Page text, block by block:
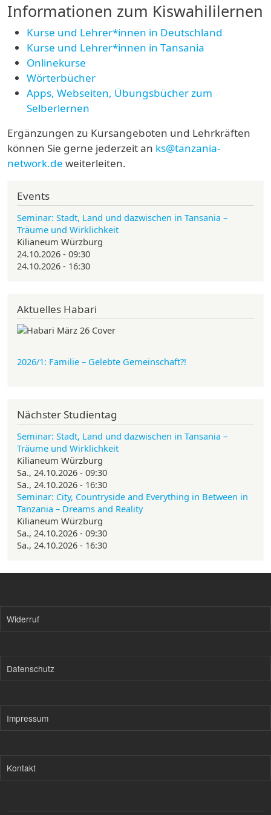
Informationen zum Kiswahililernen
Kurse und Lehrer*innen in Deutschland
Kurse und Lehrer*innen in Tansania
Onlinekurse
Wörterbücher
Apps, Webseiten, Übungsbücher zum
Selberlernen
Ergänzungen zu Kursangeboten und Lehrkräften
können Sie gerne jederzeit an ks@tanzania-
network.de weiterleiten.
Events
Seminar: Stadt, Land und dazwischen in Tansania –
Träume und Wirklichkeit
Kilianeum Würzburg
24.10.2026 - 09:30
24.10.2026 - 16:30
Aktuelles Habari
2026/1: Familie – Gelebte Gemeinschaft?!
Nächster Studientag
Seminar: Stadt, Land und dazwischen in Tansania –
Träume und Wirklichkeit
Kilianeum Würzburg
Sa., 24.10.2026 - 09:30
Sa., 24.10.2026 - 16:30
Seminar: City, Countryside and Everything in Between in
Tanzania – Dreams and Reality
Kilianeum Würzburg
Sa., 24.10.2026 - 09:30
Sa., 24.10.2026 - 16:30
Widerruf
Datenschutz
Impressum
Kontakt